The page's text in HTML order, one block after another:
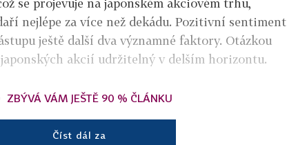
nejlépe za více než dekádu. Pozitivní sentiment
ještě další dva významné faktory. Otázkou
akcií udržitelný v delším horizontu.
ZBÝVÁ VÁM JEŠTĚ 90 % ČLÁNKU
Číst dál za